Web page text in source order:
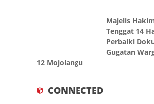
Majelis
Tenggat 14
Perbaiki
Gugatan
12 Mojolangu
CONNECTED